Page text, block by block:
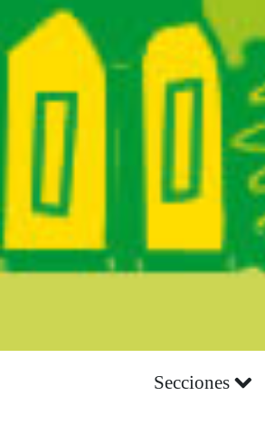
Secciones